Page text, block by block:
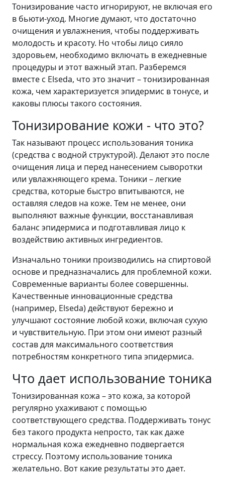
Тонизирование часто игнорируют, не включая его
в бьюти-уход. Многие думают, что достаточно
очищения и увлажнения, чтобы поддерживать
молодость и красоту. Но чтобы лицо сияло
здоровьем, необходимо включать в ежедневные
процедуры и этот важный этап. Разберемся
вместе с Elseda, что это значит – тонизированная
кожа, чем характеризуется эпидермис в тонусе, и
каковы плюсы такого состояния.
Тонизирование кожи - что это?
Так называют процесс использования тоника
(средства с водной структурой). Делают это после
очищения лица и перед нанесением сыворотки
или увлажняющего крема. Тоники – легкие
средства, которые быстро впитываются, не
оставляя следов на коже. Тем не менее, они
выполняют важные функции, восстанавливая
баланс эпидермиса и подготавливая лицо к
воздействию активных ингредиентов.
Изначально тоники производились на спиртовой
основе и предназначались для проблемной кожи.
Современные варианты более совершенны.
Качественные инновационные средства
(например, Elseda) действуют бережно и
улучшают состояние любой кожи, включая сухую
и чувствительную. При этом они имеют разный
состав для максимального соответствия
потребностям конкретного типа эпидермиса.
Что дает использование тоника
Тонизированная кожа – это кожа, за которой
регулярно ухаживают с помощью
соответствующего средства. Поддерживать тонус
без такого продукта непросто, так как даже
нормальная кожа ежедневно подвергается
стрессу. Поэтому использование тоника
желательно. Вот какие результаты это дает.